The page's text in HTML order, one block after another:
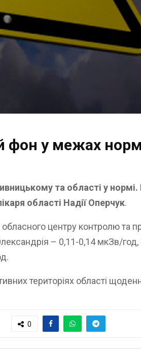
фон у межах
та області у
області Надії Оперчук.
центру контролю та
– 0,11-0,14 мкЗв/
територіях області
0